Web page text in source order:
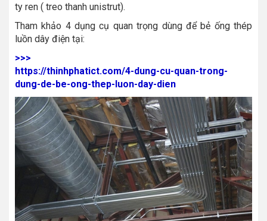
ty ren ( treo thanh unistrut).
Tham khảo 4 dụng cụ quan trọng dùng để bẻ ống thép
luồn dây điện tại:
>>>
https://thinhphatict.com/4-dung-cu-quan-trong-
dung-de-be-ong-thep-luon-day-dien